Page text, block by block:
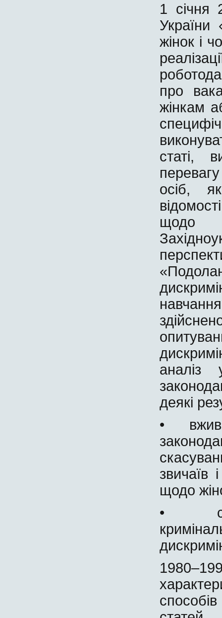
1 січня
України
жінок і
про
жінкам
статі,
осіб,
щодо
аналіз
деякі
•
звичаїв
щодо
•